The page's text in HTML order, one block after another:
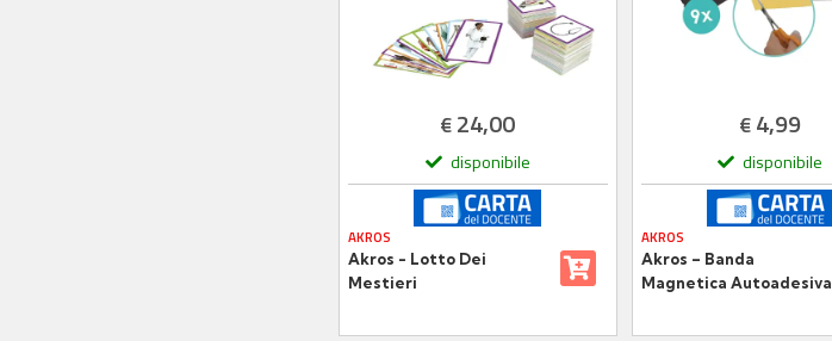
€24,00
disponibile
AKROS
Akros - Lotto Dei
Mestieri
€4,99
disponibile
AKROS
Akros – Banda
Magnetica Autoadesiva